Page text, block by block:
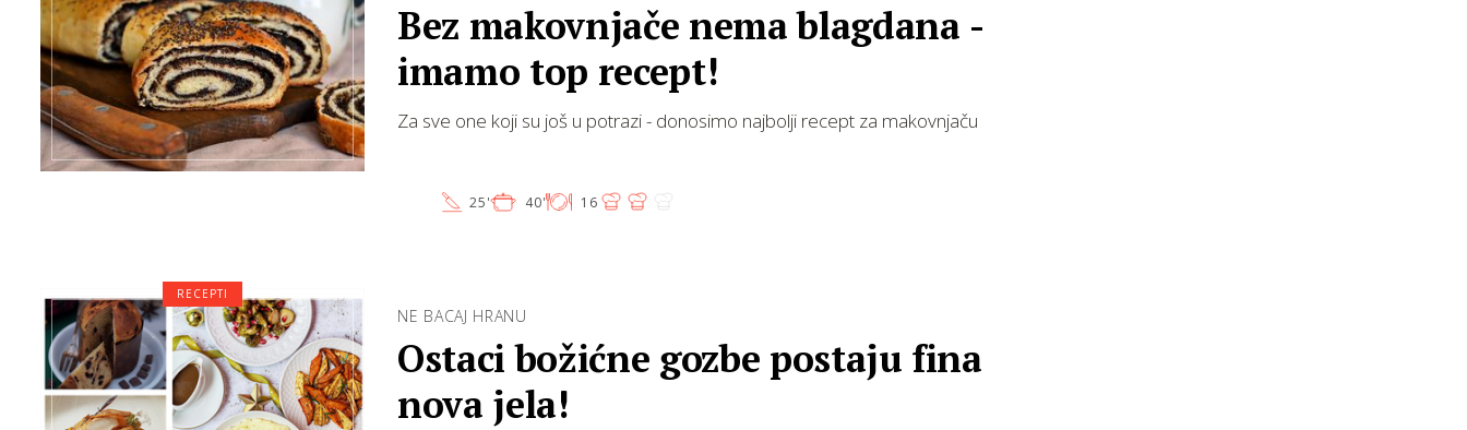
Bez makovnjače nema blagdana -
imamo top recept!
Za sve one koji su još u potrazi - donosimo najbolji recept za makovnjaču
25' 40' 16
NE BACAJ HRANU
Ostaci božićne gozbe postaju fina
nova jela!
RECEPTI